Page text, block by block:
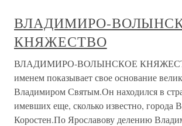
ВЛАДИМИРО-
КНЯЖЕСТВО
ВЛАДИМИРО-ВОЛЫНСКОЕ
именем показывает свое основание
Владимиром Святым.Он находился в
имевших еще, сколько известно, города
Коростен.По Ярославову делению